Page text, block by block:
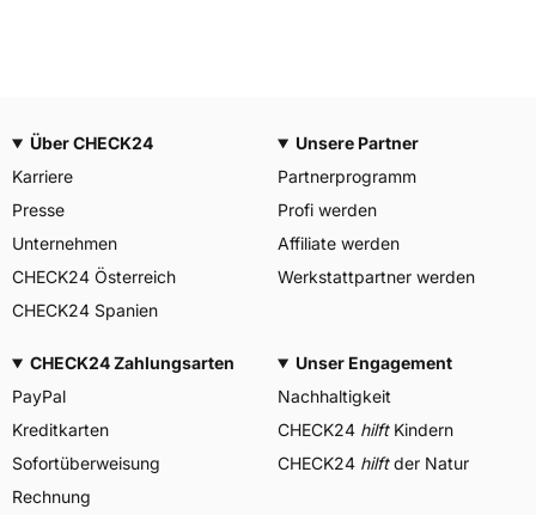
Über CHECK24
Karriere
Presse
Unternehmen
CHECK24 Österreich
CHECK24 Spanien
Unsere Partner
Partnerprogramm
Profi werden
Affiliate werden
Werkstattpartner werden
CHECK24 Zahlungsarten
PayPal
Kreditkarten
Sofortüberweisung
Rechnung
Unser Engagement
Nachhaltigkeit
CHECK24 hilftKindern
CHECK24 hilftder Natur